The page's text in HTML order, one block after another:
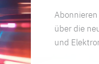
über die
und